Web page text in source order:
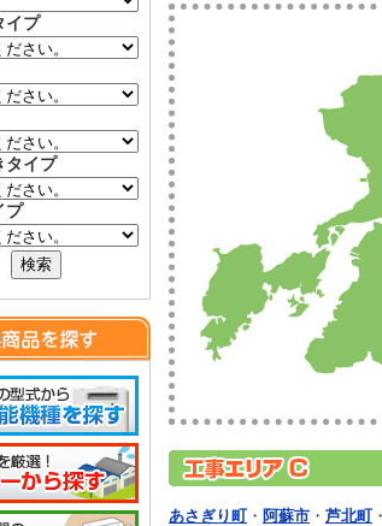
あさぎり町・ 阿蘇市 ・ 芦北町・
イプ
イプ
プ